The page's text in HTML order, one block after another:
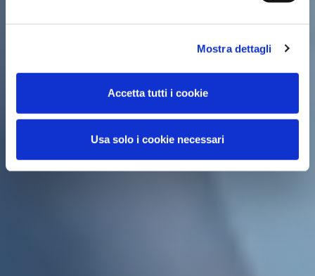
Mostra dettagli
Accetta tutti i cookie
Usa solo i cookie necessari